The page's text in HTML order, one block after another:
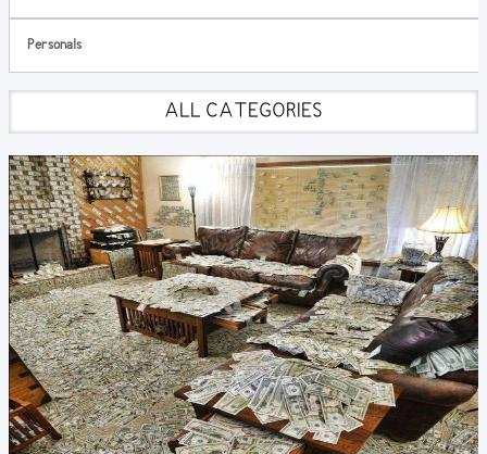
Personals
ALL CATEGORIES